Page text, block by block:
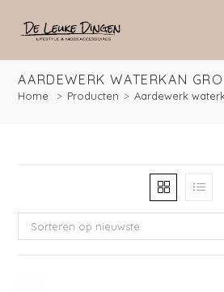
AARDEWERK WATERKAN
Home > Producten > Aardewerk
Sorteren op nieuwste